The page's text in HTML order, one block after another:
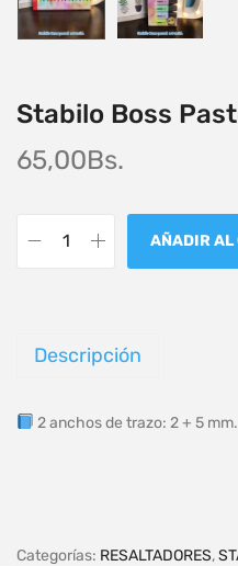
Stabilo Boss
65,00Bs.
AÑADIR AL
Descripción
2 anchos de trazo: 2 + 5 mm.
Categorías: RESALTADORES,